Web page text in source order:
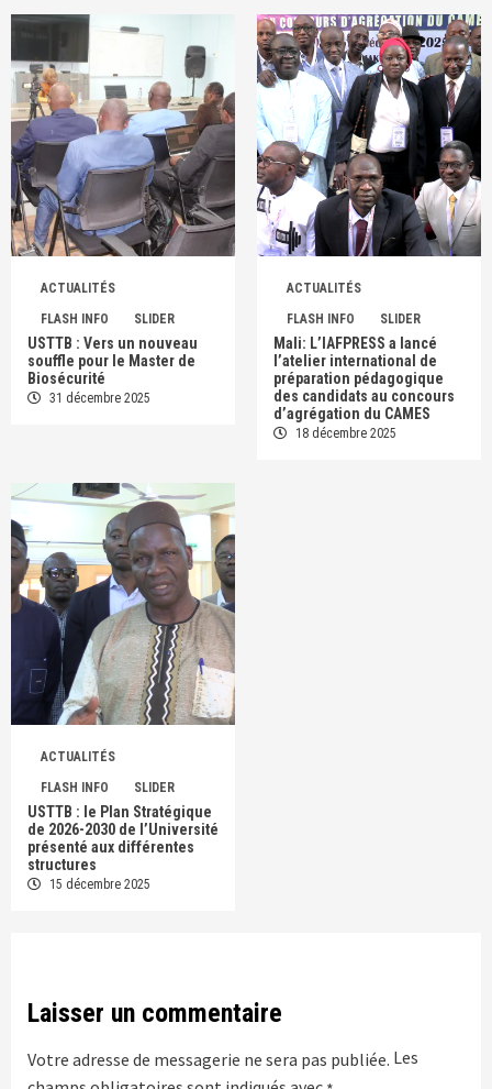
ACTUALITÉS
FLASH INFO
SLIDER
USTTB : Vers un nouveau
souffle pour le Master de
Biosécurité
31 décembre 2025
ACTUALITÉS
FLASH INFO
SLIDER
Mali: L’IAFPRESS a lancé
l’atelier international de
préparation pédagogique
des candidats au concours
d’agrégation du CAMES
18 décembre 2025
ACTUALITÉS
FLASH INFO
SLIDER
USTTB : le Plan Stratégique
de 2026-2030 de l’Université
présenté aux différentes
structures
15 décembre 2025
Laisser un commentaire
Votre adresse de messagerie ne sera pas publiée. Les